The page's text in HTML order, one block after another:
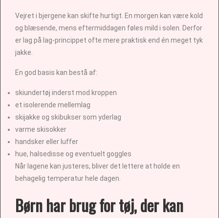
Vejret i bjergene kan skifte hurtigt. En morgen kan være kold
og blæsende, mens eftermiddagen føles mild i solen. Derfor
er lag på lag-princippet ofte mere praktisk end én meget tyk
jakke.
En god basis kan bestå af:
skiundertøj inderst mod kroppen
et isolerende mellemlag
skijakke og skibukser som yderlag
varme skisokker
handsker eller luffer
hue, halsedisse og eventuelt goggles
Når lagene kan justeres, bliver det lettere at holde en
behagelig temperatur hele dagen.
Børn har brug for tøj, der kan